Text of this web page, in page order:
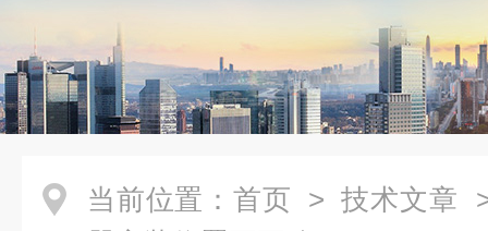
当前位置： 首页 > 技术文章